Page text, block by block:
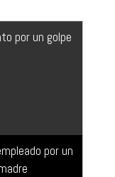
por un golpe
por un